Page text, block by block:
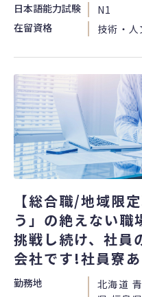
日本語能力試験
N1
在留資格
技術・
【総合職/地域限
う」の絶えない
挑戦し続け、社員
会社です!社員寮
勤務地
北海道